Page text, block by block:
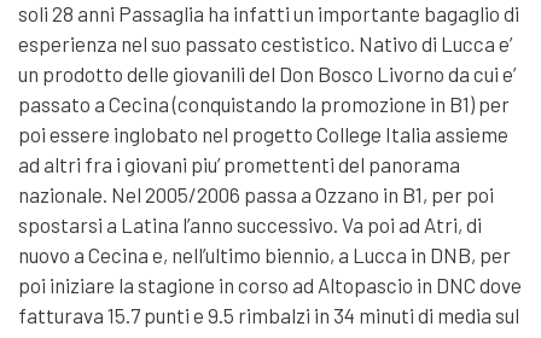
soli 28 anni Passaglia ha infatti un importante bagaglio di
esperienza nel suo passato cestistico. Nativo di Lucca e’
un prodotto delle giovanili del Don Bosco Livorno da cui e’
passato a Cecina (conquistando la promozione in B1) per
poi essere inglobato nel progetto College Italia assieme
ad altri fra i giovani piu’ promettenti del panorama
nazionale. Nel 2005/2006 passa a Ozzano in B1, per poi
spostarsi a Latina l’anno successivo. Va poi ad Atri, di
nuovo a Cecina e, nell’ultimo biennio, a Lucca in DNB, per
poi iniziare la stagione in corso ad Altopascio in DNC dove
fatturava 15.7 punti e 9.5 rimbalzi in 34 minuti di media sul